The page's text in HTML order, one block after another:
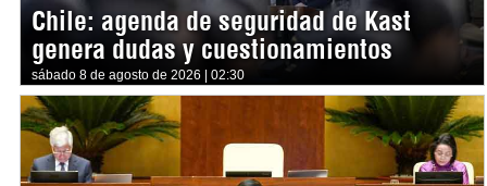
Chile: agenda de seguridad de Kast
genera dudas y cuestionamientos
sábado 8 de agosto de 2026 | 02:30